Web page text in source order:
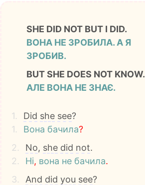
SHE DID NOT BUT І DID.
ВОНА НЕ ЗРОБИЛА. А Я
ЗРОБИВ.
BUT SHE DOES NOT KNOW.
АЛЕ ВОНА НЕ ЗНАЄ.
1. Did she see?
1.
Вона бачила?
2.
No, she did not.
2.
Ні, вона не бачила.
3.
And did you see?